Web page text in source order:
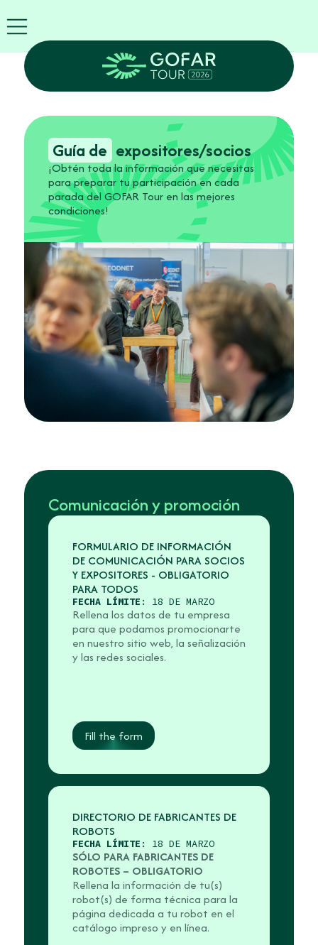
ES
Expositor
GOFAR
Tour
Asistir
Guía de expositores/socios
¡Obtén toda la información que necesitas
para preparar tu participación en cada
parada del GOFAR Tour en las mejores
condiciones!
Comunicación y promoción
FORMULARIO DE INFORMACIÓN
DE COMUNICACIÓN PARA SOCIOS
Y EXPOSITORES - OBLIGATORIO
PARA TODOS
FECHA LÍMITE : 18 DE MARZO
Rellena los datos de tu empresa
para que podamos promocionarte
en nuestro sitio web, la señalización
y las redes sociales.
Fill the form
DIRECTORIO DE FABRICANTES DE
ROBOTS
FECHA LÍMITE : 18 DE MARZO
SÓLO PARA FABRICANTES DE
ROBOTES – OBLIGATORIO
Rellena la información de tu(s)
robot(s) de forma técnica para la
página dedicada a tu robot en el
catálogo impreso y en línea.